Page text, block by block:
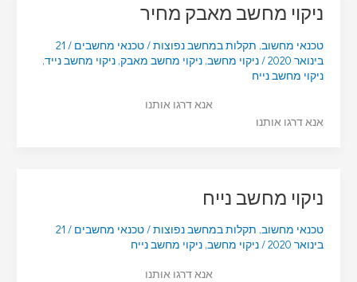
ניקוי מחשב מאבק מחיר
טכנאי מחשוב, תקלות במחשב נפוצות/טכנאי מחשבים /
21
בינואר 2020
/ניקוי מחשב, ניקוי מחשב מאבק, ניקוי מחשב נייד,
ניקוי מחשב נייח
אנא דרגו אותנו
אנא דרגו אותנו
ניקוי מחשב נייח
טכנאי מחשוב, תקלות במחשב נפוצות/טכנאי מחשבים /
21
בינואר 2020
/ניקוי מחשב, ניקוי מחשב נייח
אנא דרגו אותנו